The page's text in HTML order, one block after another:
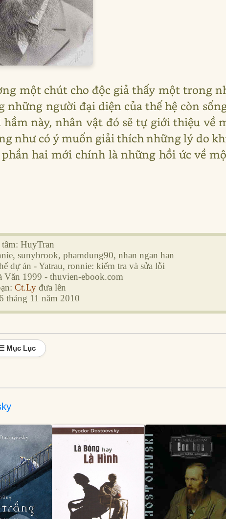
một chút cho độc giả thấy một trong
người đại diện của thế hệ còn
này, nhân vật đó sẽ tự giới thiệu về
như có ý muốn giải thích những lý do
hai mới chính là những hồi ức về
tầm: HuyTran
sunybrook, phamdung90, nhan ngan han
dự án - Yatrau, ronnie: kiểm tra và sửa lỗi
1999 - thuvien-ebook.com
Ct.Lyđưa lên
tháng 11 năm 2010
Mục Lục